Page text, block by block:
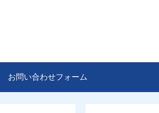
お問い合わせフォーム